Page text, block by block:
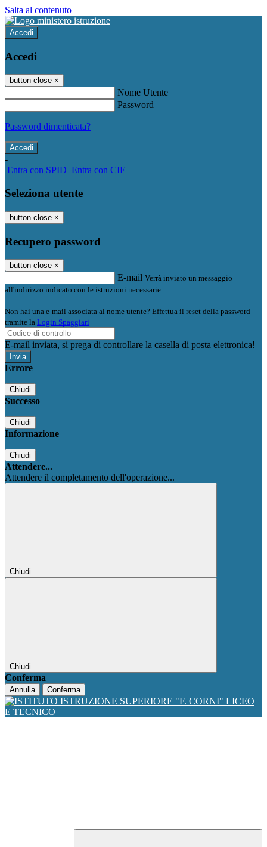
Salta al contenuto
Accedi
Accedi
button close ×
Nome Utente
Password
Password dimenticata?
-
Entra con SPID Entra con CIE
Seleziona utente
button close ×
Recupero password
button close ×
E-mail Verrà inviato un messaggio
all'indirizzo indicato con le istruzioni necessarie.
Non hai una e-mail associata al nome utente? Effettua il reset della password
tramite la Login Spaggiari
E-mail inviata, si prega di controllare la casella di posta elettronica!
Errore
Chiudi
Successo
Chiudi
Informazione
Chiudi
Attendere...
Attendere il completamento dell'operazione...
Chiudi
Chiudi
Conferma
Annulla Conferma